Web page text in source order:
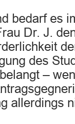
bedarf es
Dr. J.
des
–
allerdings